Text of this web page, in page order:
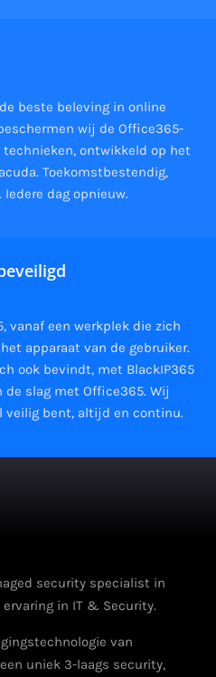
beste beleving in online
wij de Office365-
ontwikkeld op het
Toekomstbestendig,
dag opnieuw.
vanaf een werkplek die zich
apparaat van de gebruiker.
ook bevindt, met BlackIP365
de slag met Office365. Wij
veilig bent, altijd en continu.
security specialist in
in IT & Security.
van
uniek 3-laags security,